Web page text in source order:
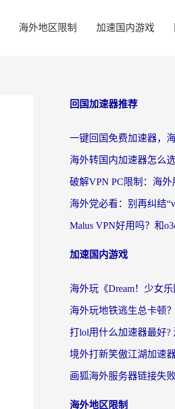
海外地区限制 加速国内游戏
回国加速器推荐
加速国内游戏
海外地区限制